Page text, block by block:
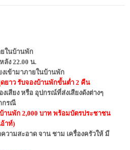
ในบ้านพัก
ลัง 22.00 น.
เข้ามาภายในบ้านพัก
ยาว รับจองบ้านพักขั้นต่ำ 2 คืน
เสียง หรือ อุปกรณ์ที่ส่งเสียงดังต่างๆ
กรณี
านพัก 2,000 บาท พร้อมบัตรประชาชน
าท์)
วามสะอาด จาน ชาม เครื่องครัวให้ มี